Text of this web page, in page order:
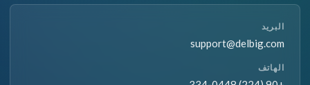
البريد
support@delbig.com
الهاتف